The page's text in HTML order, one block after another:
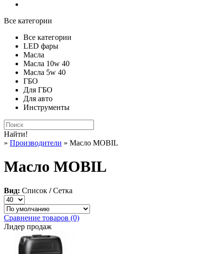
Все категории
Все категории
LED фары
Масла
Масла 10w 40
Масла 5w 40
ГБО
Для ГБО
Для авто
Инструменты
Найти!
» Производители » Масло MOBIL
Масло MOBIL
Вид: Список / Сетка
Сравнение товаров (0)
Лидер продаж